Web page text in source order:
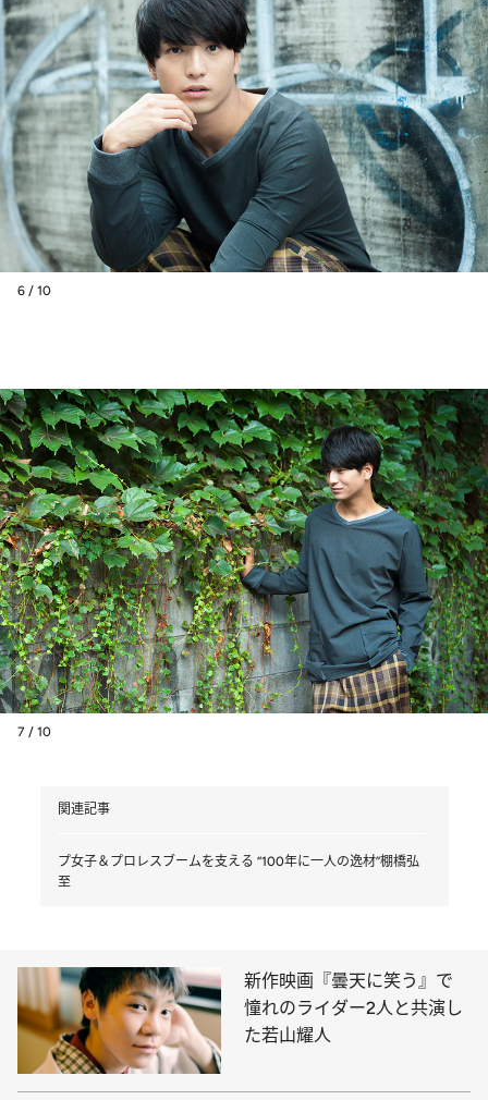
6 / 10
7 / 10
関連記事
プ女子＆プロレスブームを支える “100年に一人の逸材”棚橋弘
至
新作映画『曇天に笑う』で
憧れのライダー2人と共演し
た若山耀人